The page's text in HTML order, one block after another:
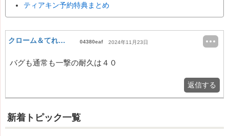
ティアキン予約特典まとめ
クローム＆てれさ！ 04380eaf 2024年11月23日
バグも通常も一撃の耐久は４０
返信する
新着トピック一覧